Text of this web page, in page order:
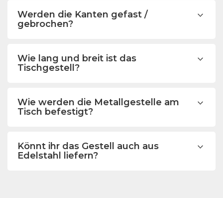
Werden die Kanten gefast /
gebrochen?
Wie lang und breit ist das
Tischgestell?
Wie werden die Metallgestelle am
Tisch befestigt?
Könnt ihr das Gestell auch aus
Edelstahl liefern?